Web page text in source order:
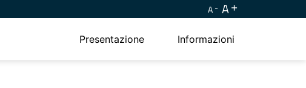
A A
Presentazione Informazioni